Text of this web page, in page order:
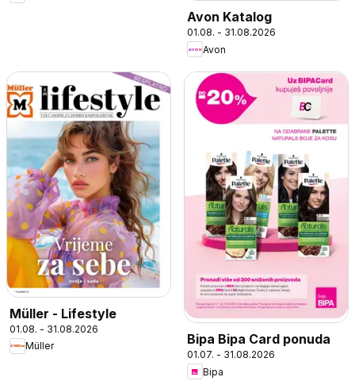
Avon Katalog
01.08. - 31.08.2026
Avon
Müller - Lifestyle
01.08. - 31.08.2026
Müller
Bipa Bipa Card ponuda
01.07. - 31.08.2026
Bipa